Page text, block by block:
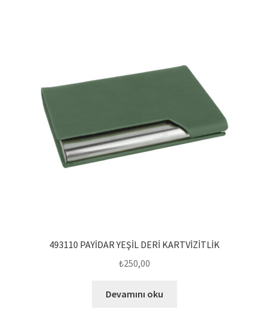
493110 PAYİDAR YEŞİL DERİ KARTVİZİTLİK
₺250,00
Devamını oku